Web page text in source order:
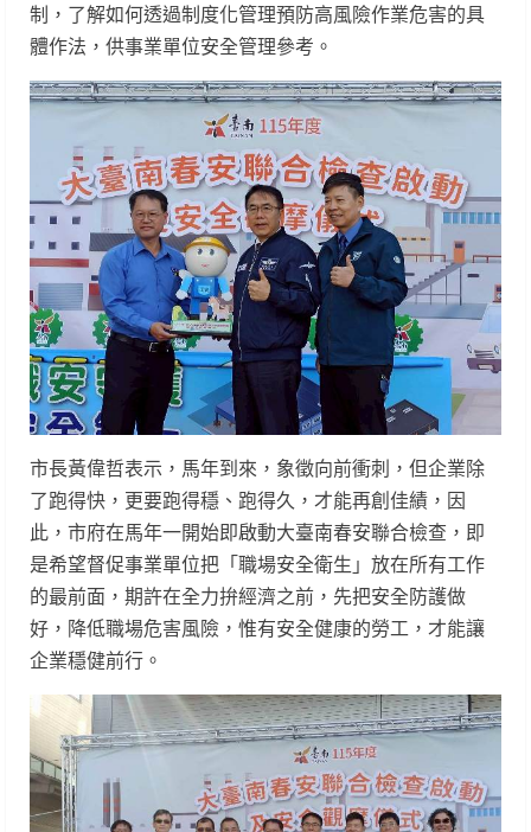
制，了解如何透過制度化管理預防高風險作業危害的具
體作法，供事業單位安全管理參考。
市長黃偉哲表示，馬年到來，象徵向前衝刺，但企業除
了跑得快，更要跑得穩、跑得久，才能再創佳績，因
此，市府在馬年一開始即啟動大臺南春安聯合檢查，即
是希望督促事業單位把「職場安全衛生」放在所有工作
的最前面，期許在全力拚經濟之前，先把安全防護做
好，降低職場危害風險，惟有安全健康的勞工，才能讓
企業穩健前行。